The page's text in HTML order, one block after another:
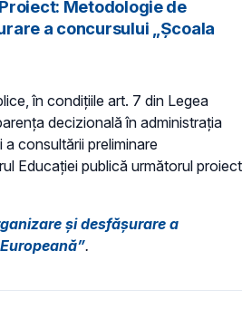
Metodologie de
a concursului „Școala
în condiţiile art. 7 din Legea
decizională în administraţia
consultării preliminare
Educaţiei publică următorul proiect
și desfășurare a
.